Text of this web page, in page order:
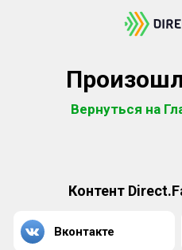
Вернуться на
Контент
Вконтакте